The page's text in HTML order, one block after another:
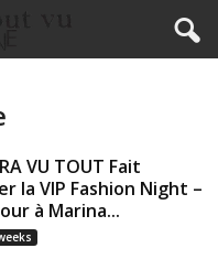
VU TOUT Fait
la VIP Fashion Night –
à Marina...